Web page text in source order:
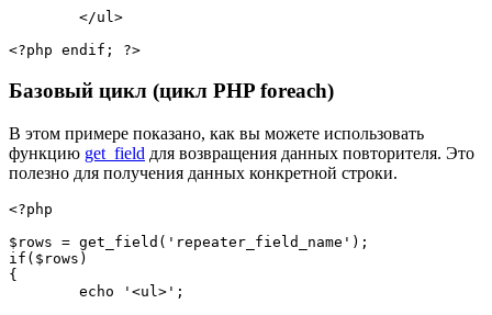
</ul>
<?php endif ; ?>
Базовый цикл (цикл PHP foreach)
В этом примере показано, как вы можете использовать
функцию get_field для возвращения данных повторителя. Это
полезно для получения данных конкретной строки.
<?php
$rows = get_field ( 'repeater_field_name' ) ;
if ( $rows )
{
echo
'<ul>' ;